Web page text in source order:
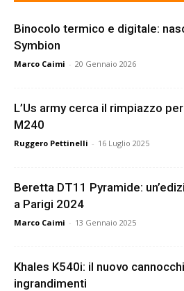
Binocolo termico e digitale:
Symbion
Marco Caimi - 20 Gennaio 2026
L’Us army cerca il rimpiazzo
M240
Ruggero Pettinelli - 16 Luglio 2025
Beretta DT11 Pyramide:
a Parigi 2024
Marco Caimi - 13 Gennaio 2025
Khales K540i: il nuovo
ingrandimenti